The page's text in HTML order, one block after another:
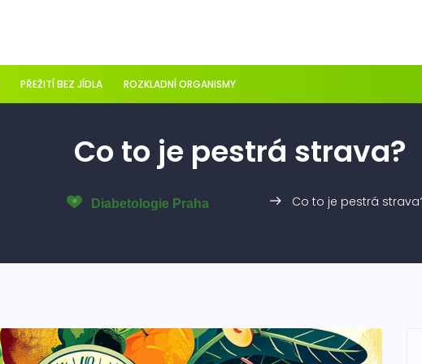
PŘEŽITÍ BEZ JÍDLA ROZKLADNÍ ORGANISMY
Co to je pestrá strava?
Co to je pestrá